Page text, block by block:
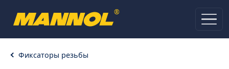
®
Фиксаторы резьбы